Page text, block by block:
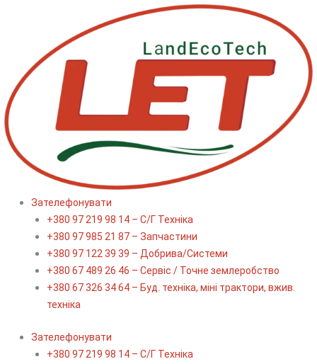
Зателефонувати
+380 97 219 98 14 – С/Г Техніка
+380 97 985 21 87 – Запчастини
+380 97 122 39 39 – Добрива/Cистеми
+380 67 489 26 46 – Сервіс / Точне землеробство
+380 67 326 34 64 – Буд. техніка, міні трактори, вжив.
техніка
Зателефонувати
+380 97 219 98 14 – С/Г Техніка